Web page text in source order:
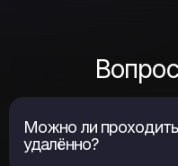
Можно ли
удалённо?